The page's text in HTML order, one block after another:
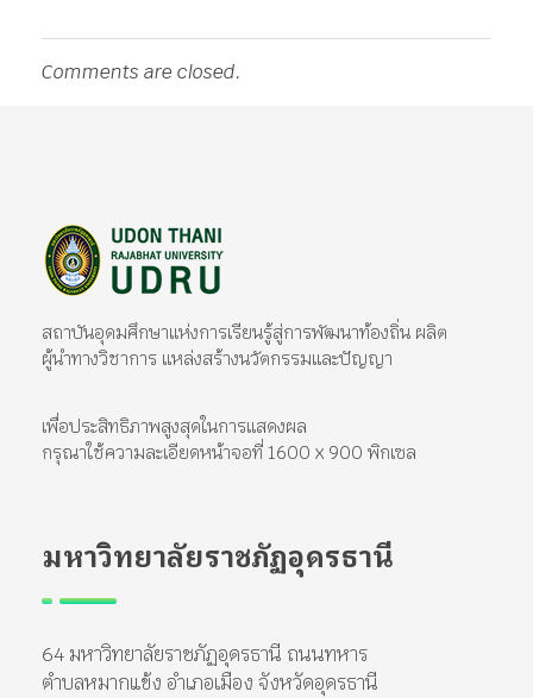
Comments are closed.
สถาบันอุดมศึกษาแห่งการเรียนรู้สู่การพัฒนาท้องถิ่น ผลิต
ผู้นำทางวิชาการ แหล่งสร้างนวัตกรรมและปัญญา
เพื่อประสิทธิภาพสูงสุดในการแสดงผล
กรุณาใช้ความละเอียดหน้าจอที่ 1600 x 900 พิกเซล
มหาวิทยาลัยราชภัฏอุดรธานี
64 มหาวิทยาลัยราชภัฏอุดรธานี ถนนทหาร
ตำบลหมากแข้ง อำเภอเมือง จังหวัดอุดรธานี